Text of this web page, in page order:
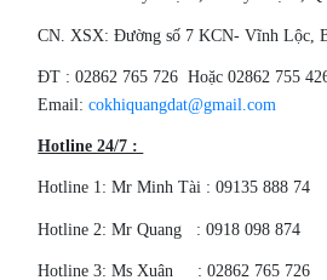
CN. XSX: Đường số 7 KCN- Vĩnh Lộc,
ÐT : 02862 765 726 Hoặc 02862 755
Email:cokhiquangdat@gmail.com
Hotline 24/7 :
Hotline 1: Mr Minh Tài : 09135 888 74
Hotline 2: Mr Quang : 0918 098 874
Hotline 3: Ms Xuân : 02862 765 726